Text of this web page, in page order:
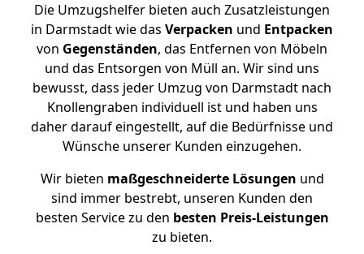
Die Umzugshelfer bieten auch Zusatzleistungen
in Darmstadt wie das Verpacken und Entpacken
von Gegenständen, das Entfernen von Möbeln
und das Entsorgen von Müll an. Wir sind uns
bewusst, dass jeder Umzug von Darmstadt nach
Knollengraben individuell ist und haben uns
daher darauf eingestellt, auf die Bedürfnisse und
Wünsche unserer Kunden einzugehen.
Wir bieten maßgeschneiderte Lösungen und
sind immer bestrebt, unseren Kunden den
besten Service zu den besten Preis-Leistungen
zu bieten.